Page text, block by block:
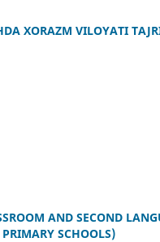
XORAZM VILOYATI
AND SECOND
SCHOOLS)